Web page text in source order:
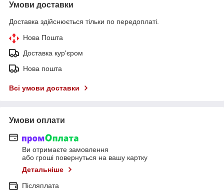
Умови доставки
Доставка здійснюється тільки по передоплаті.
Нова Пошта
Доставка кур'єром
Нова пошта
Всі умови доставки
Умови оплати
Ви отримаєте замовлення
або гроші повернуться на вашу картку
Детальніше
Післяплата